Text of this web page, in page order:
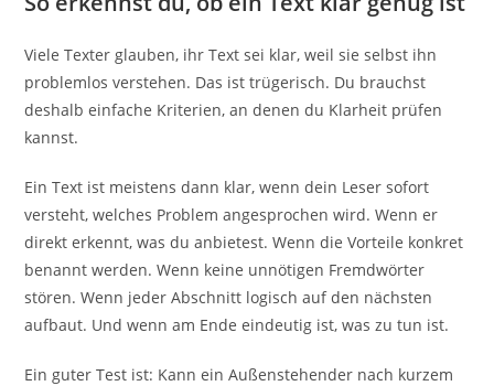
Viele Texter glauben, ihr Text sei klar, weil sie selbst ihn
problemlos verstehen. Das ist trügerisch. Du brauchst
deshalb einfache Kriterien, an denen du Klarheit prüfen
kannst.
Ein Text ist meistens dann klar, wenn dein Leser sofort
versteht, welches Problem angesprochen wird. Wenn er
direkt erkennt, was du anbietest. Wenn die Vorteile konkret
benannt werden. Wenn keine unnötigen Fremdwörter
stören. Wenn jeder Abschnitt logisch auf den nächsten
aufbaut. Und wenn am Ende eindeutig ist, was zu tun ist.
Ein guter Test ist: Kann ein Außenstehender nach kurzem